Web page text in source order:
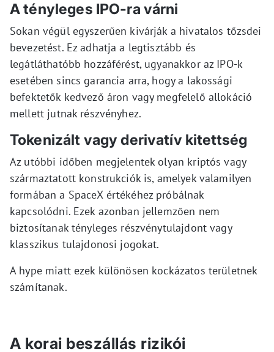
A tényleges IPO-ra várni
Sokan végül egyszerűen kivárják a hivatalos tőzsdei
bevezetést. Ez adhatja a legtisztább és
legátláthatóbb hozzáférést, ugyanakkor az IPO-k
esetében sincs garancia arra, hogy a lakossági
befektetők kedvező áron vagy megfelelő allokáció
mellett jutnak részvényhez.
Tokenizált vagy derivatív kitettség
Az utóbbi időben megjelentek olyan kriptós vagy
származtatott konstrukciók is, amelyek valamilyen
formában a SpaceX értékéhez próbálnak
kapcsolódni. Ezek azonban jellemzően nem
biztosítanak tényleges részvénytulajdont vagy
klasszikus tulajdonosi jogokat.
A hype miatt ezek különösen kockázatos területnek
számítanak.
A korai beszállás rizikói